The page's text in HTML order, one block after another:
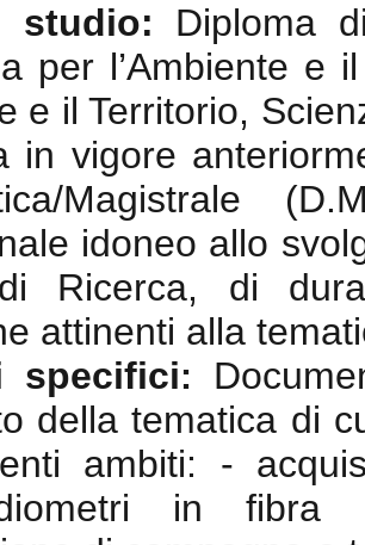
studio:
Diploma
per l’Ambiente e
e il Territorio,
in vigore
Magistrale
idoneo allo
Ricerca, di
attinenti alla
specifici:
della tematica di
ambiti: -
in fibra